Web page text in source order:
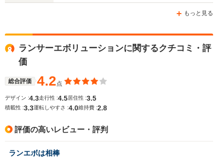
WLTCモード
駆動方式 4WD
ホイー
もっと見る
ランサーエボリューションに関するクチコミ・評
価
総合評価 4.2点
デザイン :4.3走行性 :4.5 居住性 :3.5
積載性 :3.3運転しやすさ :4.0維持費 :2.8
評価の高いレビュー・評判
ランエボは相棒